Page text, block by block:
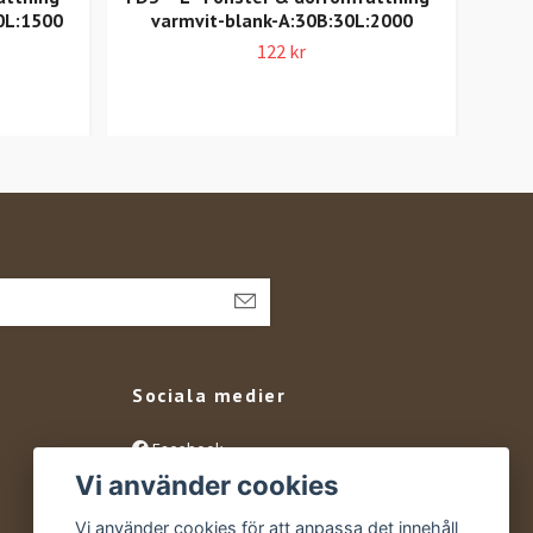
varmvit-blank-A:30B:30L:2000
122 kr
Sociala medier
Facebook
Instagram
YouTube
Vi använder cookies
Vi använder cookies för att anpassa det innehåll